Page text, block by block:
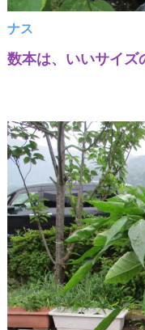
ナス
数本は、いいサイズ